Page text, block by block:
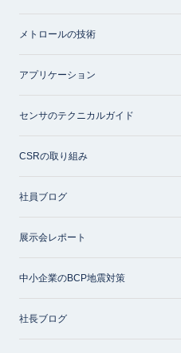
メトロールの技術
アプリケーション
センサのテクニカルガイド
CSRの取り組み
社員ブログ
展示会レポート
中小企業のBCP地震対策
社長ブログ